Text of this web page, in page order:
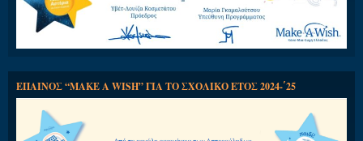
ΕΠΑΙΝΟΣ “MAKE A WISH” ΓΙΑ ΤΟ ΣΧΟΛΙΚΟ ΕΤΟΣ 2024-΄25